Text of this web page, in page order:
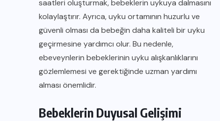
saatleri oluşturmak, bebeklerin uykuya dalmasını
kolaylaştırır. Ayrıca, uyku ortamının huzurlu ve
güvenli olması da bebeğin daha kaliteli bir uyku
geçirmesine yardımcı olur. Bu nedenle,
ebeveynlerin bebeklerinin uyku alışkanlıklarını
gözlemlemesi ve gerektiğinde uzman yardımı
alması önemlidir.
Bebeklerin Duyusal Gelişimi